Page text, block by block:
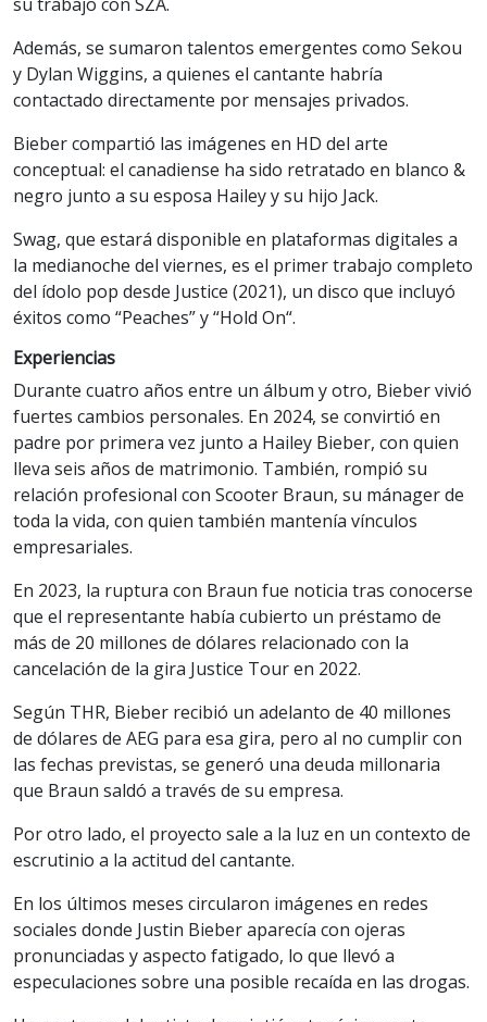
Además, se sumaron talentos emergentes como Sekou
y Dylan Wiggins, a quienes el cantante habría
contactado directamente por mensajes privados.
Bieber compartió las imágenes en HD del arte
conceptual: el canadiense ha sido retratado en blanco &
negro junto a su esposa Hailey y su hijo Jack.
Swag, que estará disponible en plataformas digitales a
la medianoche del viernes, es el primer trabajo completo
del ídolo pop desde Justice (2021), un disco que incluyó
éxitos como “Peaches” y “Hold On“.
Experiencias
Durante cuatro años entre un álbum y otro, Bieber vivió
fuertes cambios personales. En 2024, se convirtió en
padre por primera vez junto a Hailey Bieber, con quien
lleva seis años de matrimonio. También, rompió su
relación profesional con Scooter Braun, su mánager de
toda la vida, con quien también mantenía vínculos
empresariales.
En 2023, la ruptura con Braun fue noticia tras conocerse
que el representante había cubierto un préstamo de
más de 20 millones de dólares relacionado con la
cancelación de la gira Justice Tour en 2022.
Según THR, Bieber recibió un adelanto de 40 millones
de dólares de AEG para esa gira, pero al no cumplir con
las fechas previstas, se generó una deuda millonaria
que Braun saldó a través de su empresa.
Por otro lado, el proyecto sale a la luz en un contexto de
escrutinio a la actitud del cantante.
En los últimos meses circularon imágenes en redes
sociales donde Justin Bieber aparecía con ojeras
pronunciadas y aspecto fatigado, lo que llevó a
especulaciones sobre una posible recaída en las drogas.